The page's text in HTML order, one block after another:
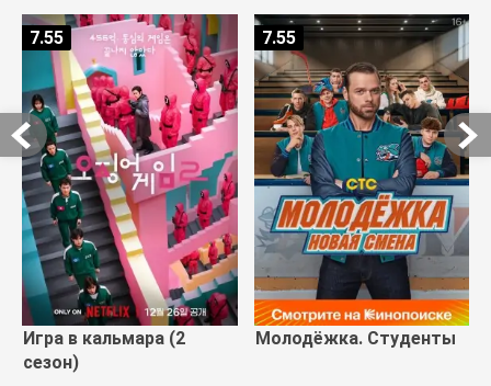
Игра в кальмара (2
сезон)
7.55
Молодёжка. Студенты
7.55